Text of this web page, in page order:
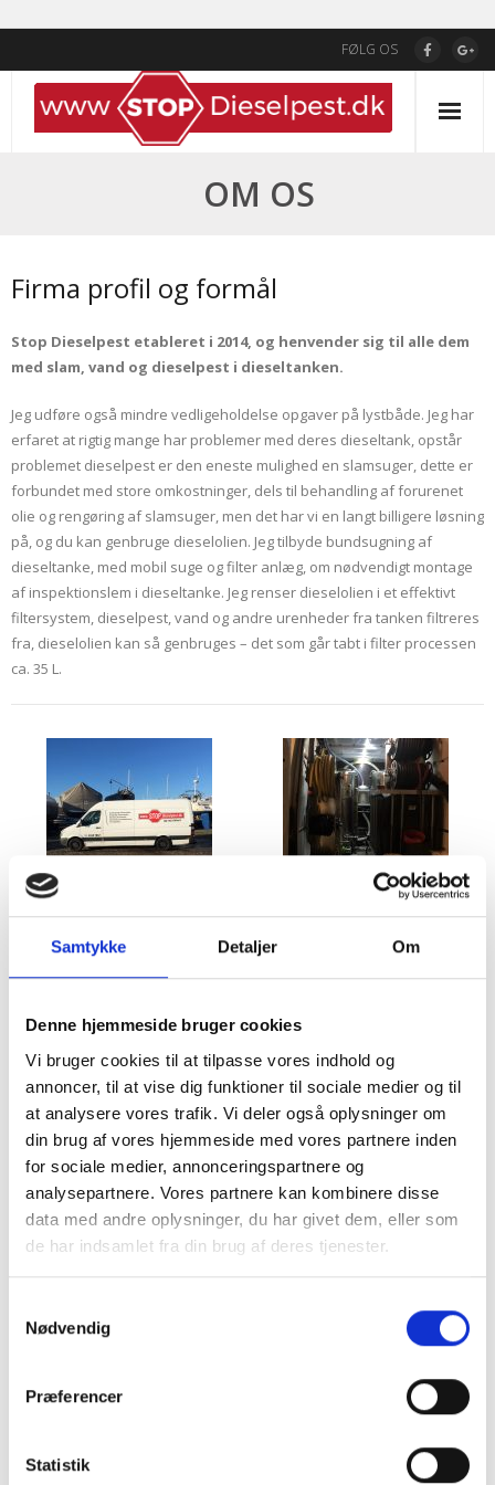
Samtykke Detaljer Om
Denne hjemmeside bruger cookies
Vi bruger cookies til at tilpasse vores indhold og
annoncer, til at vise dig funktioner til sociale medier og til
at analysere vores trafik. Vi deler også oplysninger om
din brug af vores hjemmeside med vores partnere inden
for sociale medier, annonceringspartnere og
analysepartnere. Vores partnere kan kombinere disse
data med andre oplysninger, du har givet dem, eller som
de har indsamlet fra din brug af deres tjenester.
Nødvendig
Præferencer
Statistik
content
FØLG OS
OM OS
Firma profil og formål
Stop Dieselpest etableret i 2014, og henvender sig til alle dem
med slam, vand og dieselpest i dieseltanken.
Jeg udføre også mindre vedligeholdelse opgaver på lystbåde. Jeg har
erfaret at rigtig mange har problemer med deres dieseltank, opstår
problemet dieselpest er den eneste mulighed en slamsuger, dette er
forbundet med store omkostninger, dels til behandling af forurenet
olie og rengøring af slamsuger, men det har vi en langt billigere løsning
på, og du kan genbruge dieselolien. Jeg tilbyde bundsugning af
dieseltanke, med mobil suge og filter anlæg, om nødvendigt montage
af inspektionslem i dieseltanke. Jeg renser dieselolien i et effektivt
filtersystem, dieselpest, vand og andre urenheder fra tanken filtreres
fra, dieselolien kan så genbruges – det som går tabt i filter processen
ca. 35 L.
Vores kunder er typisk motorbåde, sejlbåde,
olietanke.
Dieselpesten kommer når der er kondensvand i dieseltanken, og hvor
tanken henstår i en længere periode uden at blive brugt, det kan have
motorstop til følge, ødelæggelse af brændstof system og
dieselpumpen. Når du køber ny båd, eller du måske henter en i
udlandet, bør du få testet og rengjort din dieseltank, da du ikke
kender fortiden for dieseltanken, og hvilken kvalitet dieselolie der er
kommet i den.
additiv og det er også helt klart at anbefale,
men additiv fjerner ikke dieselpesten, det er
forbyggende, så sejl og køre sikkert, rens
Ideen med stop-dielselpest.dk opstod da jeg selv købte ny båd, alt var